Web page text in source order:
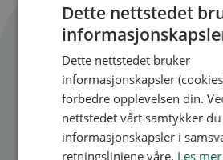
Flere artikler
Se alle artikler
Dette nettstedet
Dette nettstedet bruker
informasjonskapsler
forbedre opplevelsen din.
nettstedet vårt samtykker
informasjonskapsler i
retningslinjene våre. Les mer